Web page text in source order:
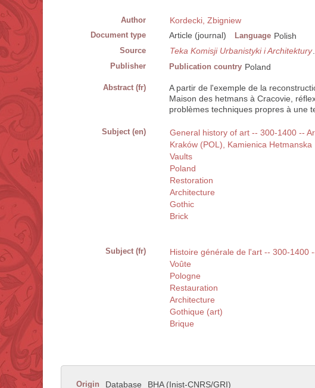
Author Kordecki, Zbigniew
Document type Article (journal) Language Polish
Source Teka Komisji Urbanistyki i Architektury
Publisher Publication country Poland
Abstract (fr)
A partir de l'exemple de la
Maison des hetmans à Cracovie,
problèmes techniques propres à une
Subject (en)
General history of art -- 300-1400 --
Kraków (POL), Kamienica Hetmanska
Vaults
Poland
Restoration
Architecture
Gothic
Brick
Subject (fr)
Histoire générale de l'art -- 300-1400
Voûte
Pologne
Restauration
Architecture
Gothique (art)
Brique
Origin Database BHA (Inist-CNRS/GRI)